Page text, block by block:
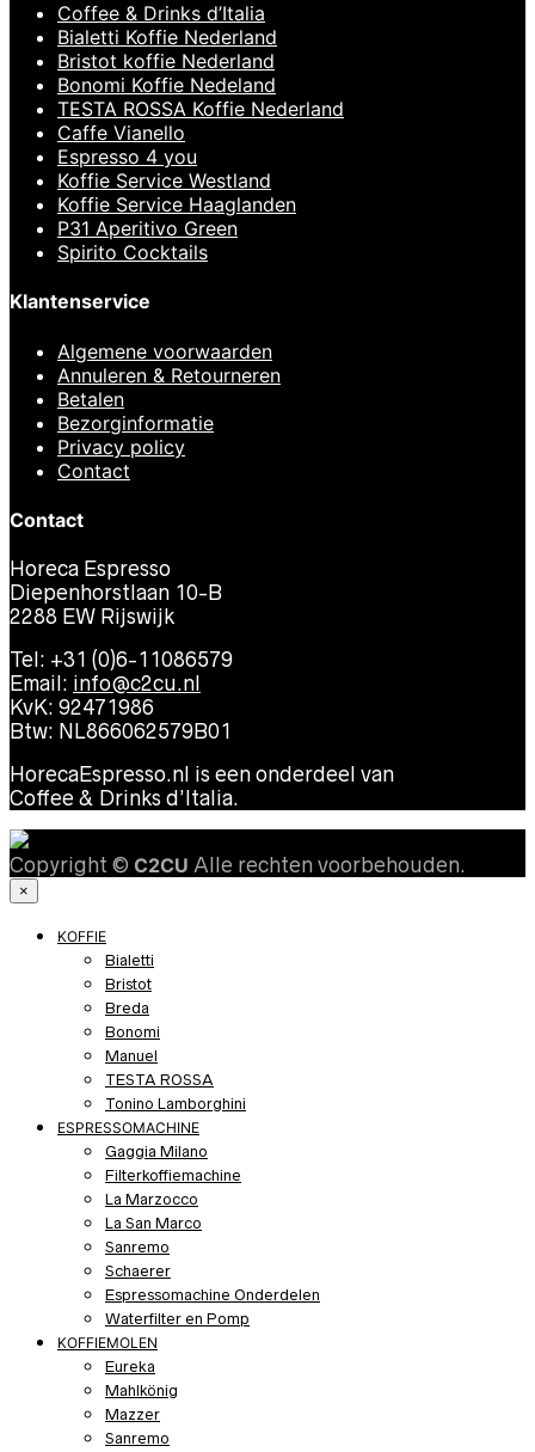
Coffee & Drinks d’Italia
Bialetti Koffie Nederland
Bristot koffie Nederland
Bonomi Koffie Nedeland
TESTA ROSSA Koffie Nederland
Caffe Vianello
Espresso 4 you
Koffie Service Westland
Koffie Service Haaglanden
P31 Aperitivo Green
Spirito Cocktails
Klantenservice
Algemene voorwaarden
Annuleren & Retourneren
Betalen
Bezorginformatie
Privacy policy
Contact
Contact
Horeca Espresso
Diepenhorstlaan 10-B
2288 EW Rijswijk
Tel: +31 (0)6-11086579
Email: info@c2cu.nl
KvK: 92471986
Btw: NL866062579B01
HorecaEspresso.nl is een onderdeel van
Coffee & Drinks d’Italia.
Copyright © C2CU Alle rechten voorbehouden.
×
KOFFIE
Bialetti
Bristot
Breda
Bonomi
Manuel
TESTA ROSSA
Tonino Lamborghini
ESPRESSOMACHINE
Gaggia Milano
Filterkoffiemachine
La Marzocco
La San Marco
Sanremo
Schaerer
Espressomachine Onderdelen
Waterfilter en Pomp
KOFFIEMOLEN
Eureka
Mahlkönig
Mazzer
Sanremo